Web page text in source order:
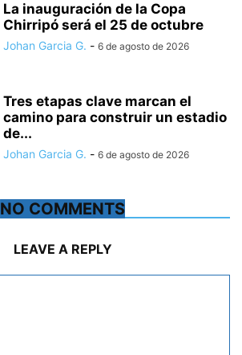
La inauguración de la Copa
Chirripó será el 25 de octubre
Johan Garcia G. - 6 de agosto de 2026
Tres etapas clave marcan el
camino para construir un estadio
de...
Johan Garcia G. - 6 de agosto de 2026
NO COMMENTS
LEAVE A REPLY